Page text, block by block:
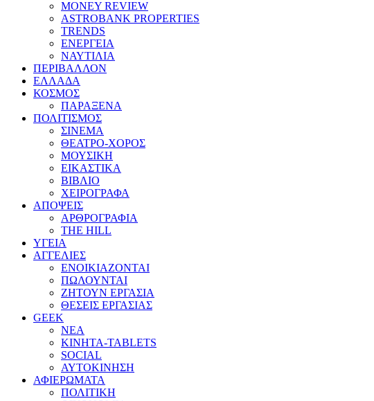
MONEY REVIEW
ASTROBANK PROPERTIES
TRENDS
ΕΝΕΡΓΕΙΑ
ΝΑΥΤΙΛΙΑ
ΠΕΡΙΒΑΛΛΟΝ
ΕΛΛΑΔΑ
ΚΟΣΜΟΣ
ΠΑΡΑΞΕΝΑ
ΠΟΛΙΤΙΣΜΟΣ
ΣΙΝΕΜΑ
ΘΕΑΤΡΟ-ΧΟΡΟΣ
ΜΟΥΣΙΚΗ
ΕΙΚΑΣΤΙΚΑ
ΒΙΒΛΙΟ
ΧΕΙΡΟΓΡΑΦΑ
ΑΠΟΨΕΙΣ
ΑΡΘΡΟΓΡΑΦΙΑ
THE HILL
ΥΓΕΙΑ
ΑΓΓΕΛΙΕΣ
ΕΝΟΙΚΙΑΖΟΝΤΑΙ
ΠΩΛΟΥΝΤΑΙ
ΖΗΤΟΥΝ ΕΡΓΑΣΙΑ
ΘΕΣΕΙΣ ΕΡΓΑΣΙΑΣ
GEEK
ΝΕΑ
ΚΙΝΗΤΑ-TABLETS
SOCIAL
ΑΥΤΟΚΙΝΗΣΗ
ΑΦΙΕΡΩΜΑΤΑ
ΠΟΛΙΤΙΚΗ